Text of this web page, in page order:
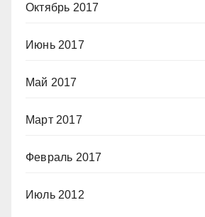
Октябрь 2017
Июнь 2017
Май 2017
Март 2017
Февраль 2017
Июль 2012